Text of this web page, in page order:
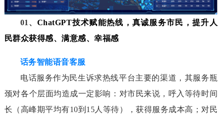
01、 ChatGPT技术赋能热线，真诚服务市民，提升人
民群众获得感、满意感、幸福感
话务智能语音客服
电话服务作为民生诉求热线平台主要的渠道，其服务瓶
颈对各个层面均造成一定影响：对市民来说，呼入等待时间
长（高峰期平均有10到15人等待），获得服务成本高；对民